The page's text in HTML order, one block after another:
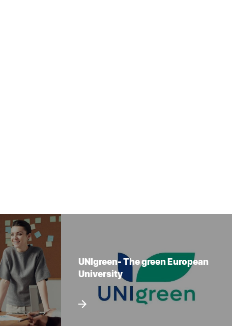
UNIgreen- The green European
University